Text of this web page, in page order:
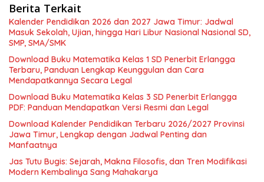
Berita Terkait
Kalender Pendidikan 2026 dan 2027 Jawa Timur: Jadwal
Masuk Sekolah, Ujian, hingga Hari Libur Nasional Nasional SD,
SMP, SMA/SMK
Download Buku Matematika Kelas 1 SD Penerbit Erlangga
Terbaru, Panduan Lengkap Keunggulan dan Cara
Mendapatkannya Secara Legal
Download Buku Matematika Kelas 3 SD Penerbit Erlangga
PDF: Panduan Mendapatkan Versi Resmi dan Legal
Download Kalender Pendidikan Terbaru 2026/2027 Provinsi
Jawa Timur, Lengkap dengan Jadwal Penting dan
Manfaatnya
Jas Tutu Bugis: Sejarah, Makna Filosofis, dan Tren Modifikasi
Modern Kembalinya Sang Mahakarya